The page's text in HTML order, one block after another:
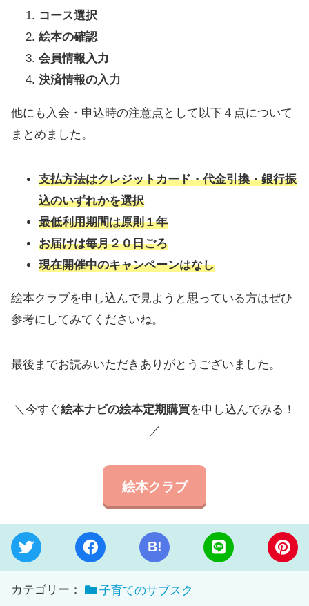
コース選択
絵本の確認
会員情報入力
決済情報の入力
他にも入会・申込時の注意点として以下４点について
まとめました。
支払方法はクレジットカード・代金引換・銀行振
込のいずれかを選択
最低利用期間は原則１年
お届けは毎月２０日ごろ
現在開催中のキャンペーンはなし
​絵本クラブを申し込んで見ようと思っている方はぜひ
参考にしてみてくださいね。
最後までお読みいただきありがとうございました。
＼今すぐ絵本ナビの絵本定期購買を申し込んでみる！
／
絵本クラブ
B!
カテゴリー： 子育てのサブスク